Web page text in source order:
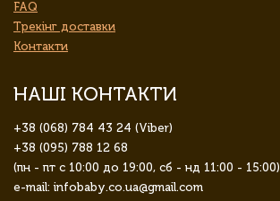
FAQ
Трекінг доставки
Контакти
НАШІ КОНТАКТИ
+38 (068) 784 43 24 (Viber)
+38 (095) 788 12 68
(пн - пт с 10:00 до 19:00, сб - нд 11:00 - 15:00)
e-mail: infobaby.co.ua@gmail.com